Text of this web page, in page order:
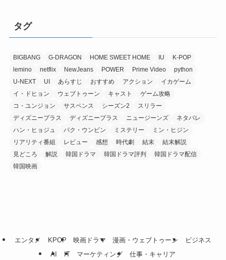
タグ
BIGBANG G-DRAGON HOME SWEET HOME IU
K-POP
lemino
netflix NewJeans POWER Prime Video
python
U-NEXT
UI あらすじ おすすめ アクション
イカゲーム
イ・ドヒョン
ウェブトゥーン キャスト
ゲーム攻略
コ・ユンジョン
サスペンス シーズン2
スリラー
ディズニープラス
ディズニープラス ニュージーンズ
ネタバレ
ハン・ヒョジュ
パク・ウンビン ミステリー
ミン・ヒジン
リアリティ番組
レビュー 感想 時代劇 結末
結末解説
見どころ
解説 韓国ドラマ 韓国ドラマ評判
韓国ドラマ配信
韓国映画
エンタメ KPOP 映画ドラマ 漫画・ウェブトゥーン
ビジネス
AI
IT マーケティング 仕事・キャリア